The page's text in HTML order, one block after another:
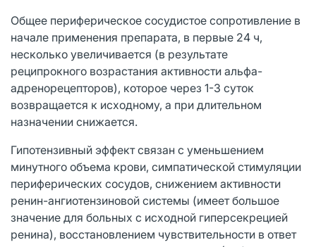
Общее периферическое сосудистое сопротивление в
начале применения препарата, в первые 24 ч,
несколько увеличивается (в результате
реципрокного возрастания активности альфа-
адренорецепторов), которое через 1-3 суток
возвращается к исходному, а при длительном
назначении снижается.
Гипотензивный эффект связан с уменьшением
минутного объема крови, симпатической стимуляции
периферических сосудов, снижением активности
ренин-ангиотензиновой системы (имеет большое
значение для больных с исходной гиперсекрецией
ренина), восстановлением чувствительности в ответ